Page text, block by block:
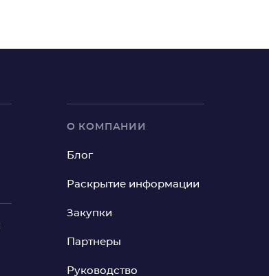
О КОМПАНИИ
Блог
Раскрытие информации
Закупки
Партнеры
Руководство